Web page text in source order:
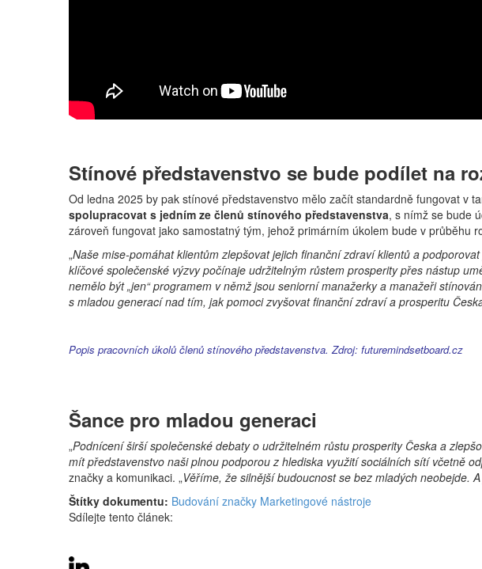
Stínové představenstvo se bude podílet na
Od ledna 2025 by pak stínové představenstvo mělo začít standardně fungovat v
spolupracovat s jedním ze členů stínového představenstva, s nímž se bude
zároveň fungovat jako samostatný tým, jehož primárním úkolem bude v průběhu
„Naše mise-pomáhat klientům zlepšovat jejich finanční zdraví klientů a
klíčové společenské výzvy počínaje udržitelným růstem prosperity přes nástup
nemělo být „jen“ programem v němž jsou seniorní manažerky a manažeři
s mladou generací nad tím, jak pomoci zvyšovat finanční zdraví a prosperitu
Popis pracovních úkolů členů stínového představenstva. Zdroj: futuremindsetboard.cz
Šance pro mladou generaci
„Podnícení širší společenské debaty o udržitelném růstu prosperity Česka a
mít představenstvo naši plnou podporou z hlediska využití sociálních sítí včetně
značky a komunikaci. „Věříme, že silnější budoucnost se bez mladých neobejde.
Štítky dokumentu: Budování značky Marketingové nástroje
Sdílejte tento článek: